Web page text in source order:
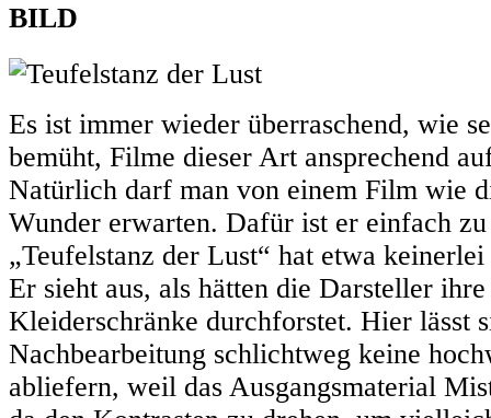
BILD
Es ist immer wieder überraschend, wie
bemüht, Filme dieser Art ansprechend
Natürlich darf man von einem Film wie
Wunder erwarten. Dafür ist er einfach
„Teufelstanz der Lust“ hat etwa
Er sieht aus, als hätten die Darsteller
Kleiderschränke durchforstet. Hier lässt
Nachbearbeitung schlichtweg keine
abliefern, weil das Ausgangsmaterial